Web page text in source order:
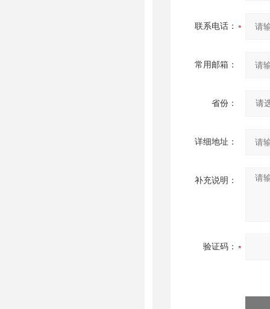
联系电话：
常用邮箱：
省份：
详细地址：
补充说明：
验证码：